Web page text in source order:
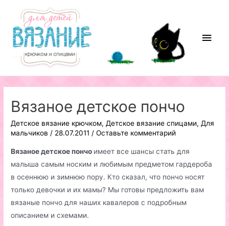
содержимому
Вязаное детское пончо
Детское вязание крючком,Детское вязание спицами,Для
мальчиков / 28.07.2011 /Оставьте комментарий
Вязаное детское пончо имеет все шансы стать для
малыша самым носким и любимым предметом гардероба
в осеннюю и зимнюю пору. Кто сказал, что пончо носят
только девочки и их мамы? Мы готовы предложить вам
вязаные пончо для наших кавалеров с подробным
описанием и схемами.